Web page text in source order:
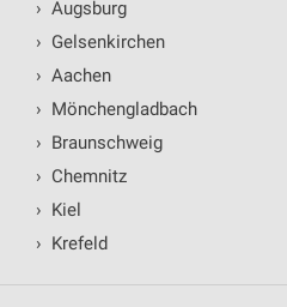
› Augsburg
› Gelsenkirchen
› Aachen
› Mönchengladbach
› Braunschweig
› Chemnitz
› Kiel
› Krefeld